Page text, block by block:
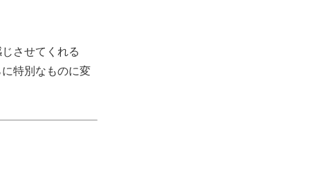
させてくれる
特別なものに変